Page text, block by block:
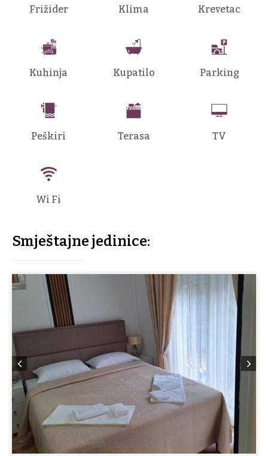
Frižider Klima Krevetac
Kuhinja Kupatilo Parking
Peškiri Terasa TV
Wi Fi
Smještajne jedinice: